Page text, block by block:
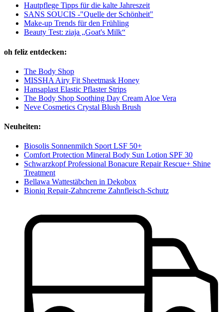
Hautpflege Tipps für die kalte Jahreszeit
SANS SOUCIS -"Quelle der Schönheit"
Make-up Trends für den Frühling
Beauty Test: ziaja „Goat's Milk“
oh feliz entdecken:
The Body Shop
MISSHA Airy Fit Sheetmask Honey
Hansaplast Elastic Pflaster Strips
The Body Shop Soothing Day Cream Aloe Vera
Neve Cosmetics Crystal Blush Brush
Neuheiten:
Biosolis Sonnenmilch Sport LSF 50+
Comfort Protection Mineral Body Sun Lotion SPF 30
Schwarzkopf Professional Bonacure Repair Rescue+ Shine
Treatment
Bellawa Wattestäbchen in Dekobox
Bioniq Repair-Zahncreme Zahnfleisch-Schutz